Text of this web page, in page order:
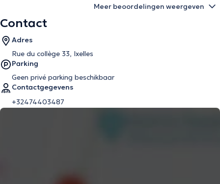
Meer beoordelingen weergeven
Contact
Adres
Rue du collège 33, Ixelles
Parking
Geen privé parking beschikbaar
Contactgegevens
+32474403487